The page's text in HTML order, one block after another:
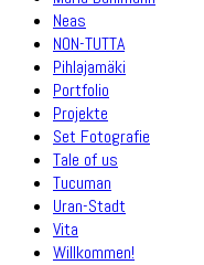
Neas
NON-TUTTA
Pihlajamäki
Portfolio
Projekte
Set Fotografie
Tale of us
Tucuman
Uran-Stadt
Vita
Willkommen!